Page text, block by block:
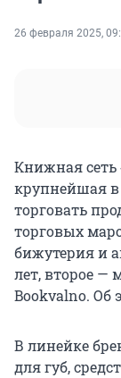
26 февраля 2025,
Книжная сеть
крупнейшая в
торговать
торговых
бижутерия и
лет, второе —
Bookvalno. Об
В линейке
для губ,